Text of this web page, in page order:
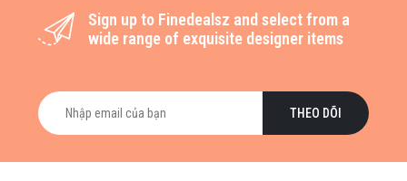
Sign up to Finedealsz and select from a
wide range of exquisite designer items
THEO DÕI